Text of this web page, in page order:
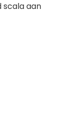
scala aan